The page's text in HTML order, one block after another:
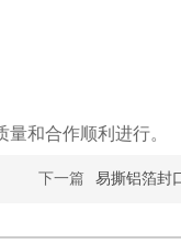
和合作顺利进行。
下一篇 易撕铝箔封